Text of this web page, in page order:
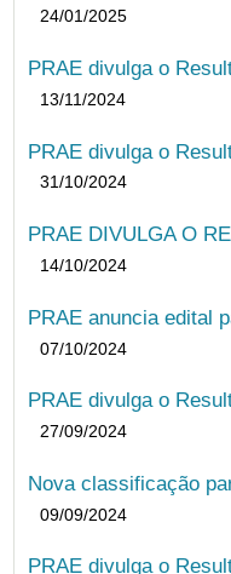
24/01/2025
PRAE divulga o
13/11/2024
PRAE divulga o
31/10/2024
PRAE DIVULGA O
14/10/2024
PRAE anuncia edital
07/10/2024
PRAE divulga o
27/09/2024
Nova classificação
09/09/2024
PRAE divulga o